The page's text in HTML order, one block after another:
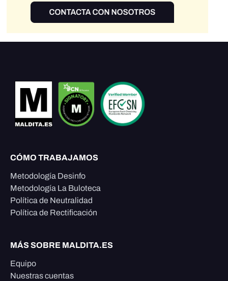
CÓMO TRABAJAMOS
Metodología Desinfo
Metodología La Buloteca
Política de Neutralidad
Política de Rectificación
MÁS SOBRE MALDITA.ES
Equipo
Nuestras cuentas